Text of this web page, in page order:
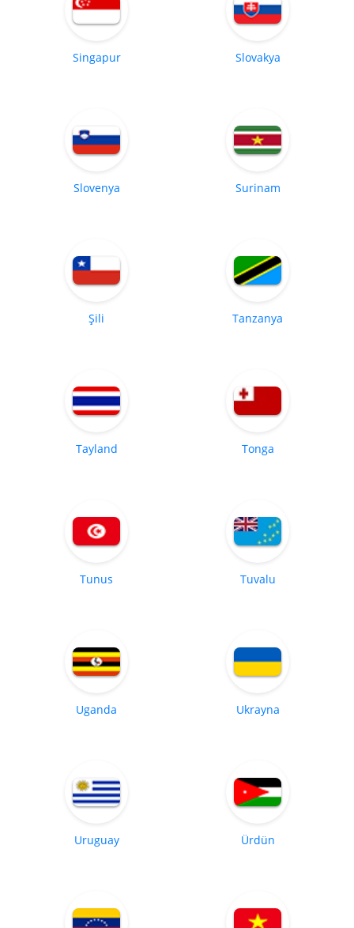
Singapur Slovakya
Slovenya Surinam
Şili Tanzanya
Tayland Tonga
Tunus Tuvalu
Uganda Ukrayna
Uruguay Ürdün